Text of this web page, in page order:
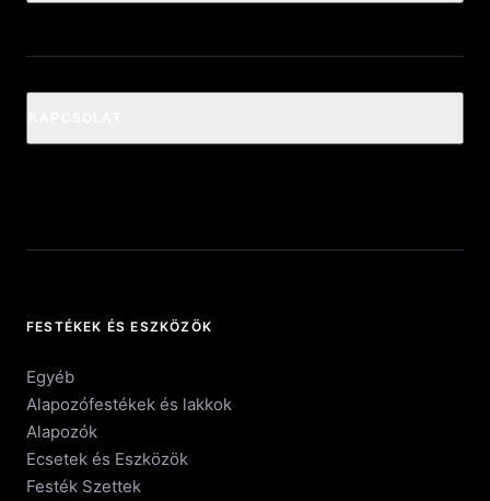
FESTÉKEK ÉS ESZKÖZÖK
Egyéb
Alapozófestékek és lakkok
Alapozók
Ecsetek és Eszközök
Festék Szettek